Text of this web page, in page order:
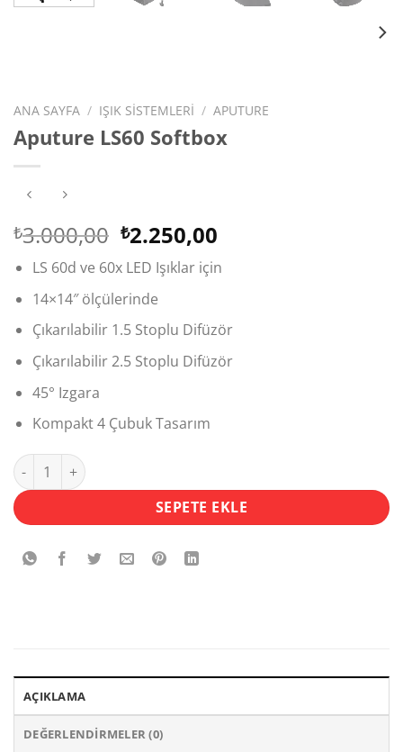
ANA SAYFA / IŞIK SISTEMLERI / APUTURE
Aputure LS60 Softbox
₺3.000,00 Orijinal
fiyat:
₺3.000,00.
₺2.250,00
fiyat:
LS 60d ve 60x LED Işıklar için
14×14″ ölçülerinde
Çıkarılabilir 1.5 Stoplu Difüzör
Çıkarılabilir 2.5 Stoplu Difüzör
45° Izgara
Kompakt 4 Çubuk Tasarım
Aputure LS60 Softbox adet
SEPETE EKLE
AÇIKLAMA
DEĞERLENDIRMELER (0)